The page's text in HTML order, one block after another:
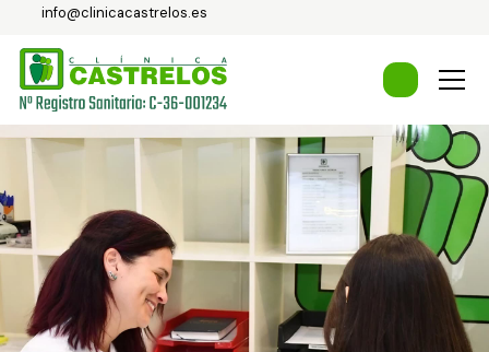
info@clinicacastrelos.es
Ginecología
Planificación familiar